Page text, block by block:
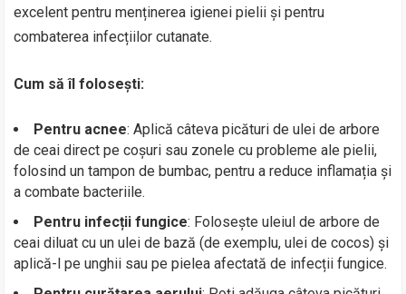
excelent pentru menținerea igienei pielii și pentru
combaterea infecțiilor cutanate.
Cum să îl folosești:
Pentru acnee: Aplică câteva picături de ulei de arbore
de ceai direct pe coșuri sau zonele cu probleme ale pielii,
folosind un tampon de bumbac, pentru a reduce inflamația și
a combate bacteriile.
Pentru infecții fungice: Folosește uleiul de arbore de
ceai diluat cu un ulei de bază (de exemplu, ulei de cocos) și
aplică-l pe unghii sau pe pielea afectată de infecții fungice.